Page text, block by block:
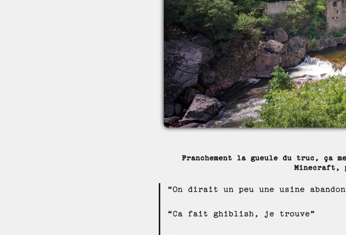
Franchement la gueule du truc, ça
Minecraft,
“On dirait un peu une usine
“Ca fait ghiblish, je trouve”